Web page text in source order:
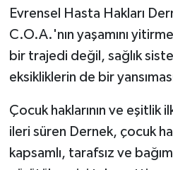
Evrensel Hasta Hakları
C.O.A.'nın yaşamını
bir trajedi değil, sağlık
eksikliklerin de bir
Çocuk haklarının ve eşitlik
ileri süren Dernek, çocuk
kapsamlı, tarafsız ve
LAPTA
LEFKOŞA
Nöbetçi Eczaneler